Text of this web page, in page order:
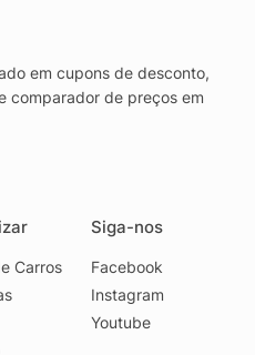
em cupons de desconto,
comparador de preços em
Carros
Siga-nos
Facebook
Instagram
Youtube